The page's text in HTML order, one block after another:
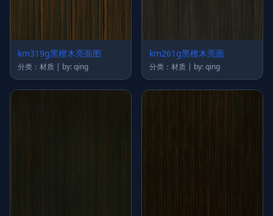
km319g黑檀木亮面图
分类：材质 | by: qing
km261g黑檀木亮面
分类：材质 | by: qing